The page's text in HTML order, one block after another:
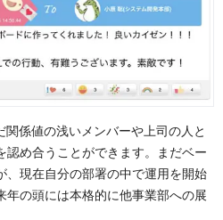
係値の浅いメンバーや上司の人と
認め合うことができます。まだベー
、現在自分の部署の中で運用を開始
年の頭には本格的に他事業部への展